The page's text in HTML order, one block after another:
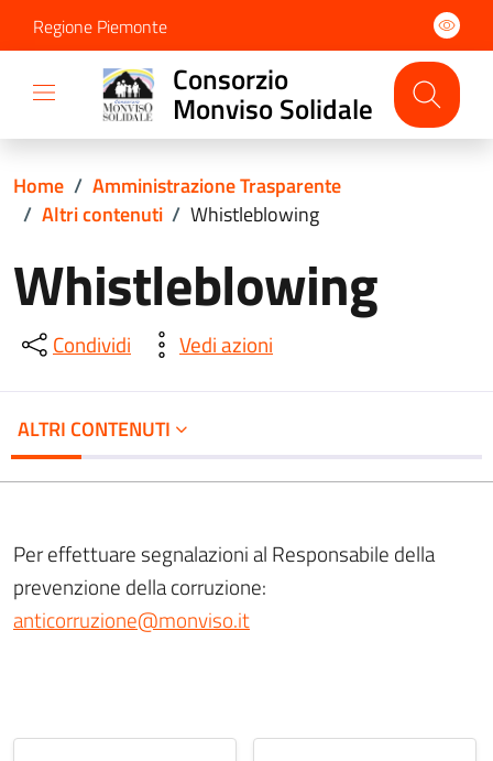
Regione Piemonte
Consorzio
Monviso Solidale
Home / Amministrazione Trasparente
/ Altri contenuti / Whistleblowing
Whistleblowing
Condividi Vedi azioni
ALTRI CONTENUTI
Per effettuare segnalazioni al Responsabile della
prevenzione della corruzione:
anticorruzione@monviso.it